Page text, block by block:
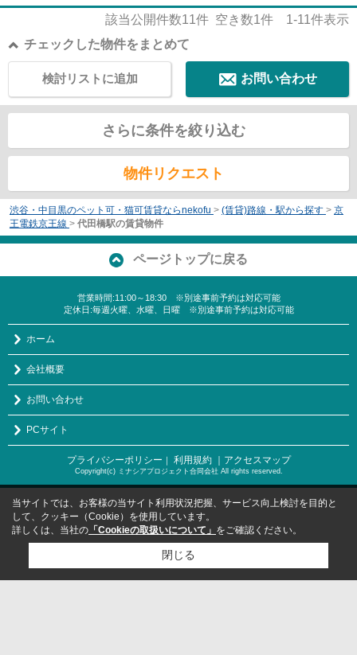
該当公開件数11件 空き数1件 1-11件表示
チェックした物件をまとめて
お問い合わせ
検討リストに追加
さらに条件を絞り込む
物件リクエスト
渋谷・中目黒のペット可・猫可賃貸ならnekofu > (賃貸)路線・駅から探す > 京
王電鉄京王線 > 代田橋駅の賃貸物件
ページトップに戻る
営業時間:11:00～18:30 ※別途事前予約は対応可能
定休日:毎週火曜、水曜、日曜 ※別途事前予約は対応可能
ホーム
会社概要
お問い合わせ
PCサイト
プライバシーポリシー ｜ 利用規約 ｜アクセスマップ
Copyright(c) ミナシアプロジェクト合同会社 All rights reserved.
当サイトでは、お客様の当サイト利用状況把握、サービス向上検討を目的と
して、クッキー（Cookie）を使用しています。
詳しくは、当社の 「Cookieの取扱いについて」 をご確認ください。
閉じる